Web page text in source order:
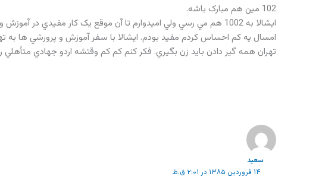
102 مين هم مبارک باشه.
ايشالا به 1002 هم مي رسي ولي اميدوارم تا آن موقع يک کار مفيدي در آموزش و پرورش انجام بدهي.
امسال يه کم احساس کردم مفيد بودم. ايشالا با سفر آموزش و پرورشي ها به
تهران همه گير دادن بايد زن بگيري. فکر کنم کم کم وقتشه اردو جهادي متأهلي را
سعید
۱۴ فروردین ۱۳۸۵ در ۲:۰۱ ق.ظ